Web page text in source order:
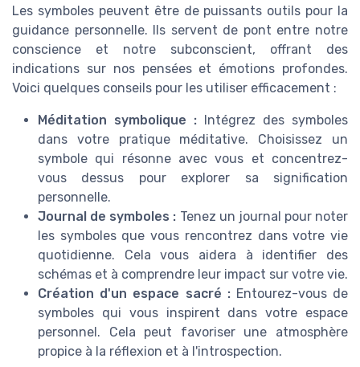
Les symboles peuvent être de puissants outils pour la
guidance personnelle. Ils servent de pont entre notre
conscience et notre subconscient, offrant des
indications sur nos pensées et émotions profondes.
Voici quelques conseils pour les utiliser efficacement :
Méditation symbolique : Intégrez des symboles
dans votre pratique méditative. Choisissez un
symbole qui résonne avec vous et concentrez-
vous dessus pour explorer sa signification
personnelle.
Journal de symboles : Tenez un journal pour noter
les symboles que vous rencontrez dans votre vie
quotidienne. Cela vous aidera à identifier des
schémas et à comprendre leur impact sur votre vie.
Création d'un espace sacré :Entourez-vous de
symboles qui vous inspirent dans votre espace
personnel. Cela peut favoriser une atmosphère
propice à la réflexion et à l'introspection.